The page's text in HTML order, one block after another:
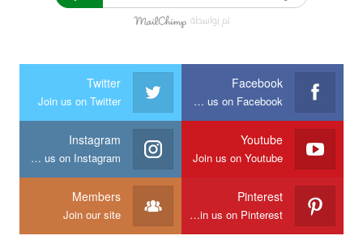
تم بواسطة
Facebook
Join us on Facebook
Twitter
Join us on Twitter
Youtube
Join us on Youtube
Instagram
Join us on Instagram
Pinterest
Join us on Pinterest
Members
Join our site